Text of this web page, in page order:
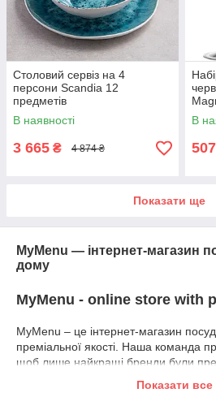
Столовий сервіз на 4
персони Scandia 12
предметів
В наявності
3 665 ₴ 4 874 ₴
В
507
Показати ще
MyMenu — інтернет-магазин
дому
MyMenu - online store with
MyMenu – це інтернет-магазин
преміальної якості. Наша команда
щоб лише найкращі бренди були
Відібрані бренди дотримуються
екологічності. Ми вибираємо стильні
Показати все